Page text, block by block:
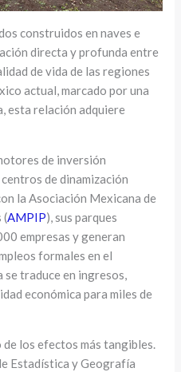
construidos en naves e
directa y profunda entre
de vida de las regiones
actual, marcado por una
esta relación adquiere
de inversión
de dinamización
la Asociación Mexicana de
(AMPIP), sus parques
empresas y generan
formales en el
traduce en ingresos,
económica para miles de
de los efectos más tangibles.
Estadística y Geografía